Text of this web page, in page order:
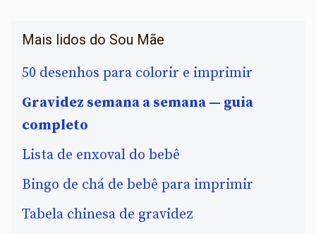
Mais lidos do Sou Mãe
50 desenhos para colorir e imprimir
Gravidez semana a semana — guia
completo
Lista de enxoval do bebê
Bingo de chá de bebê para imprimir
Tabela chinesa de gravidez